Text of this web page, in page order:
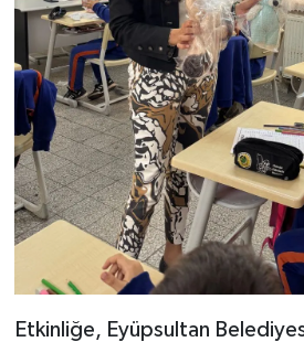
Etkinliğe, Eyüpsultan